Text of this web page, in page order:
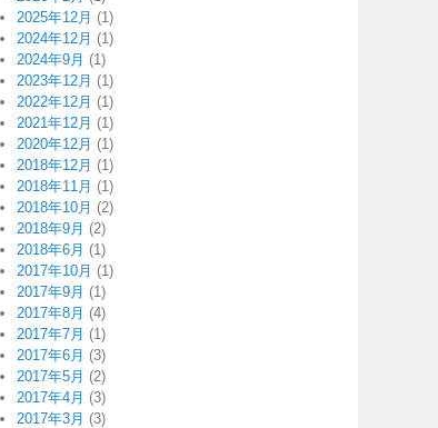
2025年12月 (1)
2024年12月 (1)
2024年9月 (1)
2023年12月 (1)
2022年12月 (1)
2021年12月 (1)
2020年12月 (1)
2018年12月 (1)
2018年11月 (1)
2018年10月 (2)
2018年9月 (2)
2018年6月 (1)
2017年10月 (1)
2017年9月 (1)
2017年8月 (4)
2017年7月 (1)
2017年6月 (3)
2017年5月 (2)
2017年4月 (3)
2017年3月 (3)